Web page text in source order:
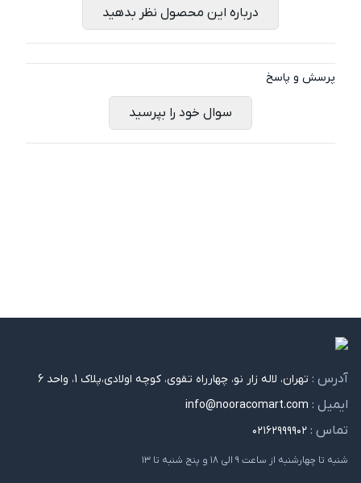
درباره این محصول نظر بدهید
پرسش و پاسخ
سوال خود را بپرسید
آدرس : تهران، لاله زار نو، چهارراه تقوی، کوچه اولادی،پلاک 1، واحد 6
ایمیل : info@nooracomart.com
تماس : ۰۲۱۶۲۹۹۹۹۰۲
شنبه تا چهارشنبه از ساعت ۹ الی ۱۸ و پنج شنبه تا ۱۳